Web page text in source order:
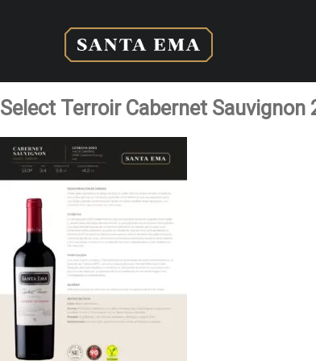
Select Terroir Cabernet Sauvignon